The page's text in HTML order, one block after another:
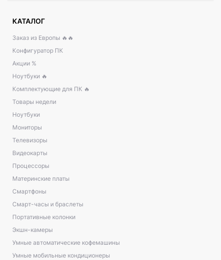
КАТАЛОГ
Заказ из Европы 🔥🔥
Конфигуратор ПК
Акции %
Ноутбуки 🔥
Комплектующие для ПК 🔥
Товары недели
Ноутбуки
Мониторы
Телевизоры
Видеокарты
Процессоры
Материнские платы
Смартфоны
Смарт-часы и браслеты
Портативные колонки
Экшн-камеры
Умные автоматические кофемашины
Умные мобильные кондиционеры